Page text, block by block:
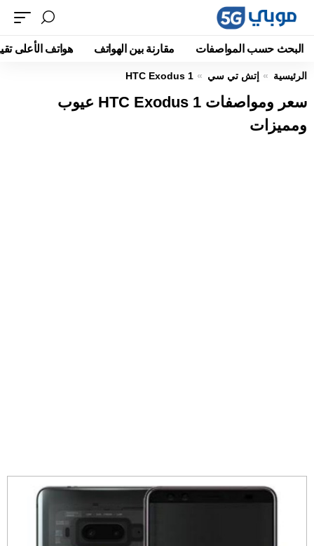
البحث حسب المواصفات مقارنة بين الهواتف هواتف الأعلى
الرئيسية إتش تي سي HTC Exodus 1
سعر ومواصفات HTC Exodus 1 عيوب
ومميزات